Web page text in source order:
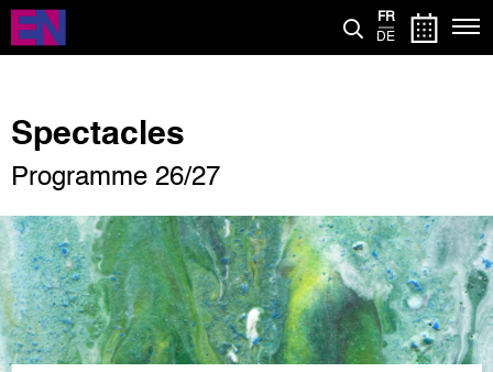
Aller
contenu
FR
DE
Spectacles
Programme 26/27